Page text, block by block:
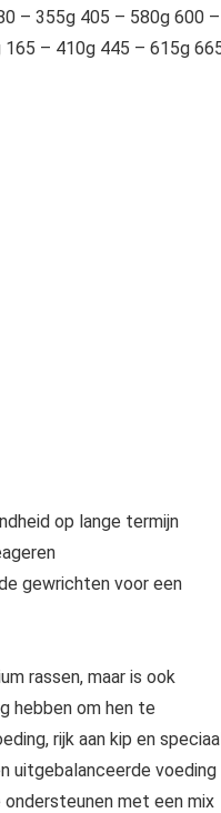
– 355g 405 – 580g 600 –
– 410g 445 – 615g
op lange termijn
gewrichten voor een
rassen, maar is ook
hebben om hen te
rijk aan kip en
uitgebalanceerde voeding
met een mix